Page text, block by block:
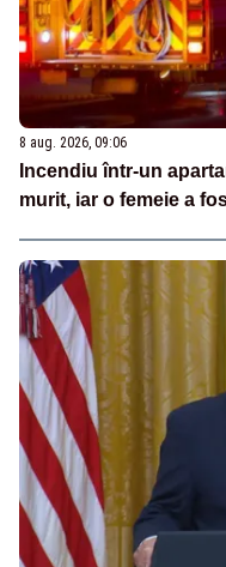
8 aug. 2026, 09:06
Incendiu într-un
murit, iar o femeie a